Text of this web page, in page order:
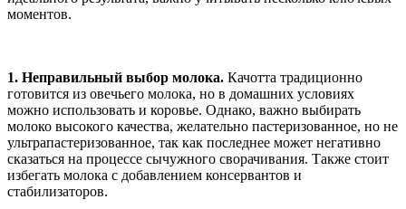
моментов.
1. Неправильный выбор молока. Качотта традиционно
готовится из овечьего молока, но в домашних условиях
можно использовать и коровье. Однако, важно выбирать
молоко высокого качества, желательно пастеризованное, но не
ультрапастеризованное, так как последнее может негативно
сказаться на процессе сычужного сворачивания. Также стоит
избегать молока с добавлением консервантов и
стабилизаторов.